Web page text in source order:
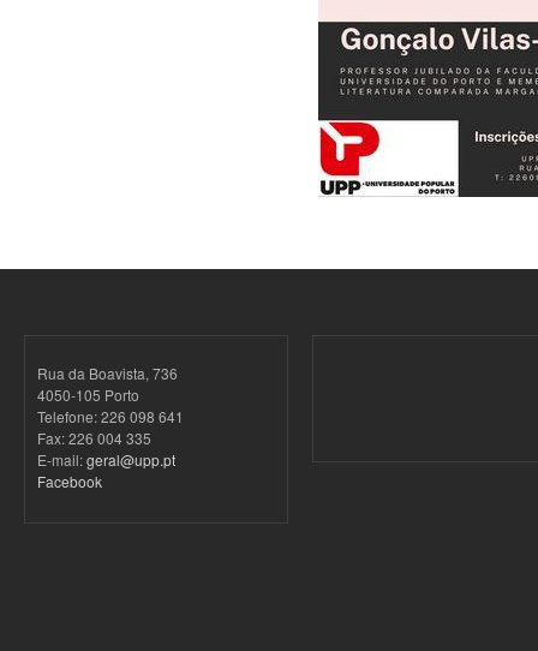
Rua da Boavista, 736
4050-105 Porto
Telefone: 226 098 641
Fax: 226 004 335
E-mail:geral@upp.pt
Facebook